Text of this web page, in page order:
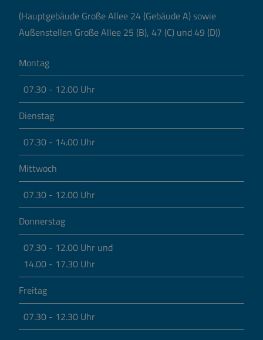
(Hauptgebäude Große Allee 24 (Gebäude A) sowie
Außenstellen Große Allee 25 (B), 47 (C) und 49 (D))
Montag
07.30 - 12.00 Uhr
Dienstag
07.30 - 14.00 Uhr
Mittwoch
07.30 - 12.00 Uhr
Donnerstag
07.30 - 12.00 Uhr und
14.00 - 17.30 Uhr
Freitag
07.30 - 12.30 Uhr